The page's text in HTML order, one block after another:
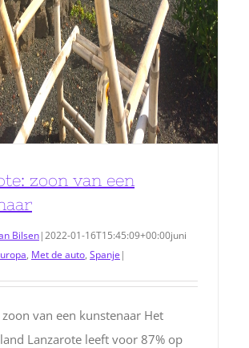
zoon van een
Bilsen|2022-01-16T15:45:09+00:00juni
, Met de auto, Spanje |
van een kunstenaar Het
Lanzarote leeft voor 87% op